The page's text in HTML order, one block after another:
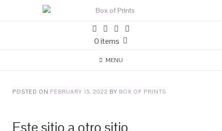
0 items
MENU
POSTED ON FEBRUARY 15, 2022 BY BOX OF PRINTS
Este sitio a otro sitio